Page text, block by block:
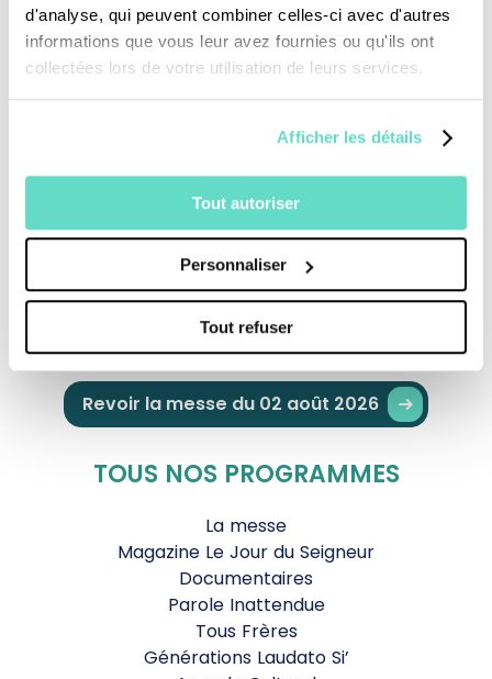
d'analyse, qui peuvent combiner celles-ci avec d'autres
informations que vous leur avez fournies ou qu'ils ont
collectées lors de votre utilisation de leurs services.
Afficher les détails
Tout autoriser
Personnaliser
Tout refuser
Une production :CFRT
Je fais un don
Revoir la messe du 02 août 2026
TOUS NOS PROGRAMMES
La messe
Magazine Le Jour du Seigneur
Documentaires
Parole Inattendue
Tous Frères
Générations Laudato Si’